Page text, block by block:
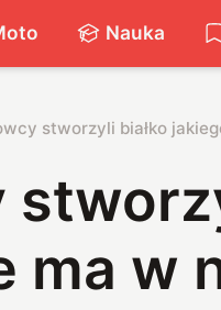
Nauka
stworzyli białko
ma w